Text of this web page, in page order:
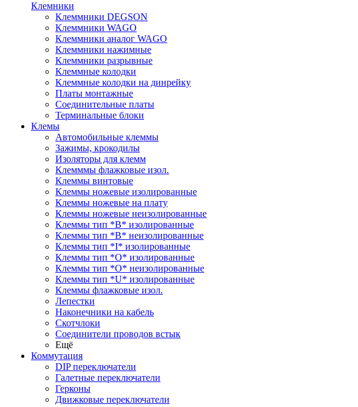
Клемники
Клеммники DEGSON
Клеммники WAGO
Клеммники аналог WAGO
Клеммники нажимные
Клеммники разрывные
Клеммные колодки
Клеммные колодки на динрейку
Платы монтажные
Соединительные платы
Терминальные блоки
Клемы
Автомобильные клеммы
Зажимы, крокодилы
Изоляторы для клемм
Клемммы флажковые изол.
Клеммы винтовые
Клеммы ножевые изолированные
Клеммы ножевые на плату
Клеммы ножевые неизолированные
Клеммы тип *B* изолированные
Клеммы тип *B* неизолированные
Клеммы тип *I* изолированные
Клеммы тип *O* изолированные
Клеммы тип *O* неизолированные
Клеммы тип *U* изолированные
Клеммы флажковые изол.
Лепестки
Наконечники на кабель
Скотчлоки
Соединители проводов встык
Ещё
Коммутация
DIP переключатели
Галетные переключатели
Герконы
Движковые переключатели